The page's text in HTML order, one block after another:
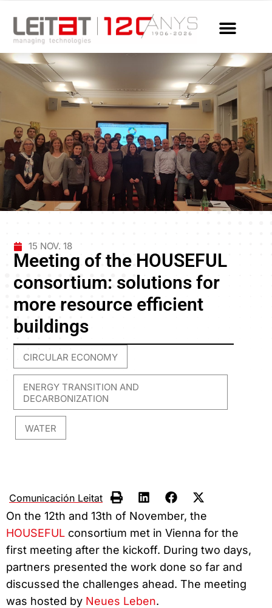
15 NOV. 18
Meeting of the HOUSEFUL
consortium: solutions for
more resource efficient
buildings
CIRCULAR ECONOMY
ENERGY TRANSITION AND
DECARBONIZATION
WATER
Comunicación Leitat
On the 12th and 13th of November, the
HOUSEFUL consortium met in Vienna for the
first meeting after the kickoff. During two days,
partners presented the work done so far and
discussed the challenges ahead. The meeting
was hosted by Neues Leben.